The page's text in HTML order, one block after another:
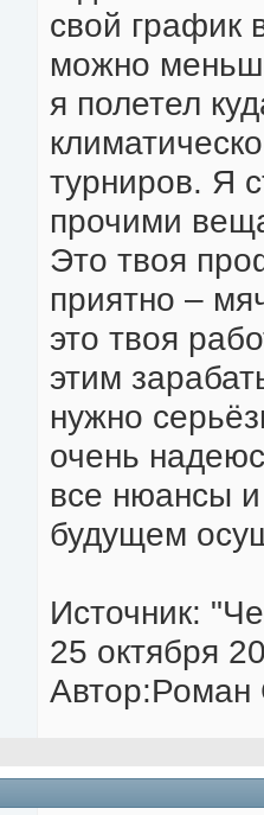
свой график
можно
я полетел
турниров. Я
прочими
Это твоя
приятно –
это твоя
этим
нужно
очень
все нюансы
будущем
Источник:
25 октября
Автор:Роман